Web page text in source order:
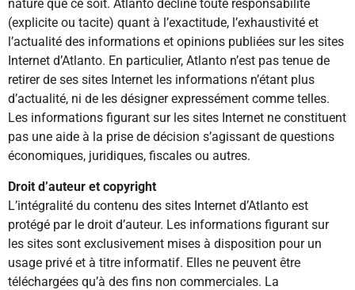
nature que ce soit. Atlanto décline toute responsabilité
(explicite ou tacite) quant à l’exactitude, l’exhaustivité et
l’actualité des informations et opinions publiées sur les sites
Internet d’Atlanto. En particulier, Atlanto n’est pas tenue de
retirer de ses sites Internet les informations n’étant plus
d’actualité, ni de les désigner expressément comme telles.
Les informations figurant sur les sites Internet ne constituent
pas une aide à la prise de décision s’agissant de questions
économiques, juridiques, fiscales ou autres.
Droit d’auteur et copyright
L’intégralité du contenu des sites Internet d’Atlanto est
protégé par le droit d’auteur. Les informations figurant sur
les sites sont exclusivement mises à disposition pour un
usage privé et à titre informatif. Elles ne peuvent être
téléchargées qu’à des fins non commerciales. La